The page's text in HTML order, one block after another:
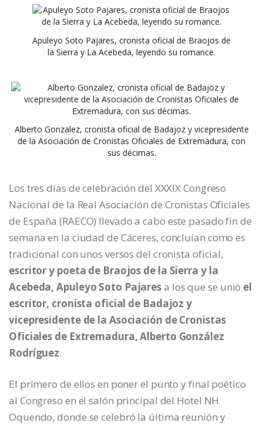
Apuleyo Soto Pajares, cronista oficial de Braojos de
la Sierra y La Acebeda, leyendo su romance.
Alberto Gonzalez, cronista oficial de Badajoz y vicepresidente
de la Asociación de Cronistas Oficiales de Extremadura, con
sus décimas.
Los tres días de celebración del XXXIX Congreso
Nacional de la Real Asociación de Cronistas Oficiales
de España (RAECO) llevado a cabo este pasado fin de
semana en la ciudad de Cáceres, concluían como es
tradicional con unos versos del cronista oficial,
escritor y poeta de Braojos de la Sierra y la
Acebeda, Apuleyo Soto Pajaresa los que se unió el
escritor, cronista oficial de Badajoz y
vicepresidente de la Asociación de Cronistas
Oficiales de Extremadura, Alberto González
Rodríguez.
El primero de ellos en poner el punto y final poético
al Congreso en el salón principal del Hotel NH
Oquendo, donde se celebró la última reunión y